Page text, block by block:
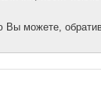
можете,